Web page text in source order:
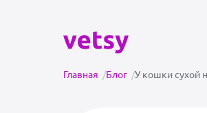
Главная /Блог /У кошки сухой